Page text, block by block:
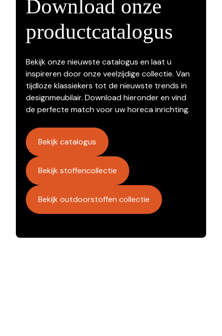
Download onze
productcatalogus
Bekijk onze nieuwste catalogus en laat u
inspireren door onze veelzijdige collectie. Van
tijdloze klassiekers tot de nieuwste trends in
designmeubilair. Download hieronder en vind
de perfecte match voor uw horeca inrichting.
Bekijk catalogus
Bekijk stoffencollectie
Bekijk outdoorstoffen collectie